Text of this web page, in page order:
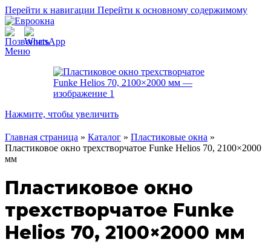
Перейти к навигации Перейти к основному содержимому
Меню
Нажмите, чтобы увеличить
Главная страница » Каталог » Пластиковые окна »
Пластиковое окно трехстворчатое Funke Helios 70, 2100×2000
мм
Пластиковое окно
трехстворчатое Funke
Helios 70, 2100×2000 мм